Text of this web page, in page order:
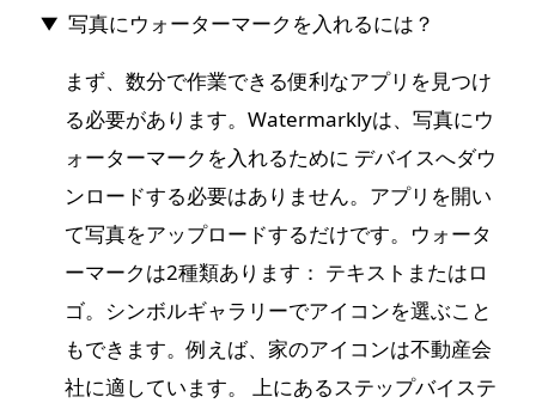
写真にウォーターマークを入れるには？
まず、数分で作業できる便利なアプリを見つけ
る必要があります。Watermarklyは、写真にウ
ォーターマークを入れるために デバイスへダウ
ンロードする必要はありません。アプリを開い
て写真をアップロードするだけです。ウォータ
ーマークは2種類あります： テキストまたはロ
ゴ。シンボルギャラリーでアイコンを選ぶこと
もできます。例えば、家のアイコンは不動産会
社に適しています。 上にあるステップバイステ